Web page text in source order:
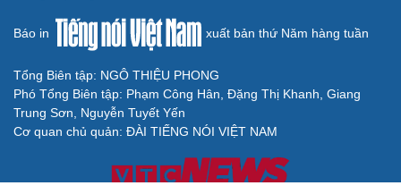
Báo in xuất bản thứ Năm hàng tuần
Tổng Biên tập: NGÔ THIỆU PHONG
Phó Tổng Biên tập: Phạm Công Hân, Đặng Thị Khanh, Giang
Trung Sơn, Nguyễn Tuyết Yến
Cơ quan chủ quản: ĐÀI TIẾNG NÓI VIỆT NAM